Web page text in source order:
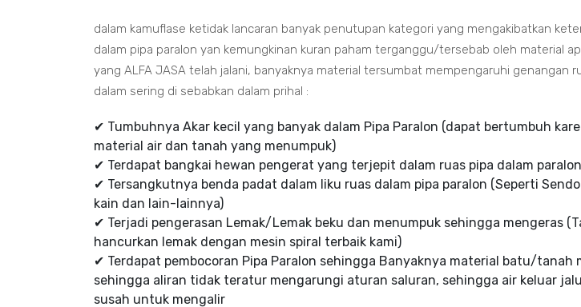
dalam kamuflase ketidak lancaran banyak penutupan kategori yang mengakibatkan
dalam pipa paralon yan kemungkinan kuran paham terganggu/tersebab oleh material
yang ALFA JASA telah jalani, banyaknya material tersumbat mempengaruhi genangan
dalam sering di sebabkan dalam prihal :
✔ Tumbuhnya Akar kecil yang banyak dalam Pipa Paralon (dapat bertumbuh
material air dan tanah yang menumpuk)
✔ Terdapat bangkai hewan pengerat yang terjepit dalam ruas pipa dalam paralon
✔ Tersangkutnya benda padat dalam liku ruas dalam pipa paralon (Seperti
kain dan lain-lainnya)
✔ Terjadi pengerasan Lemak/Lemak beku dan menumpuk sehingga mengeras
hancurkan lemak dengan mesin spiral terbaik kami)
✔ Terdapat pembocoran Pipa Paralon sehingga Banyaknya material batu/tanah
sehingga aliran tidak teratur mengarungi aturan saluran, sehingga air keluar
susah untuk mengalir